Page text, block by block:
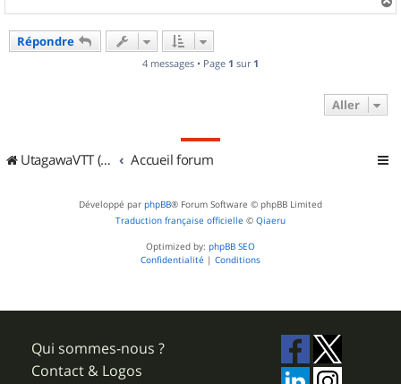
a
Répondre
4 messages • Page 1 sur 1
Aller
UtagawaVTT (Randos VTT et VTTAE avec traces GPS) Accueil forum
Développé par phpBB® Forum Software © phpBB Limited
Traduction française officielle © Qiaeru
Optimized by: phpBB SEO
Confidentialité | Conditions
Qui sommes-nous ?
Contact & Logos